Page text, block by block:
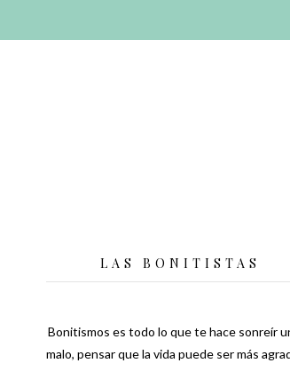
LAS BONITISTAS
Bonitismos es todo lo que te hace sonreír
malo, pensar que la vida puede ser más